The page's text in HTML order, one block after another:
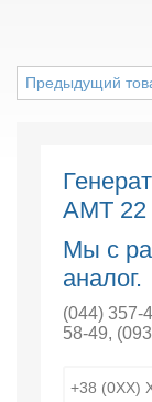
Предыдущий
AMT 22
Мы с
аналог.
(044) 357-
58-49,